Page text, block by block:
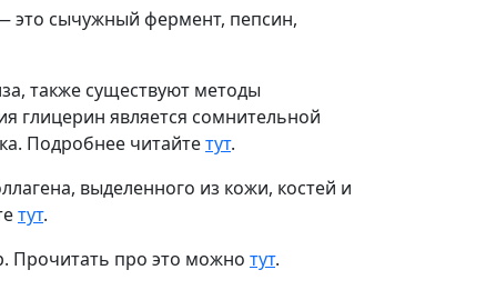
это сычужный фермент, пепсин,
также существуют методы
глицерин является сомнительной
Подробнее читайтетут.
выделенного из кожи, костей и
тут.
Прочитать про это можно тут.